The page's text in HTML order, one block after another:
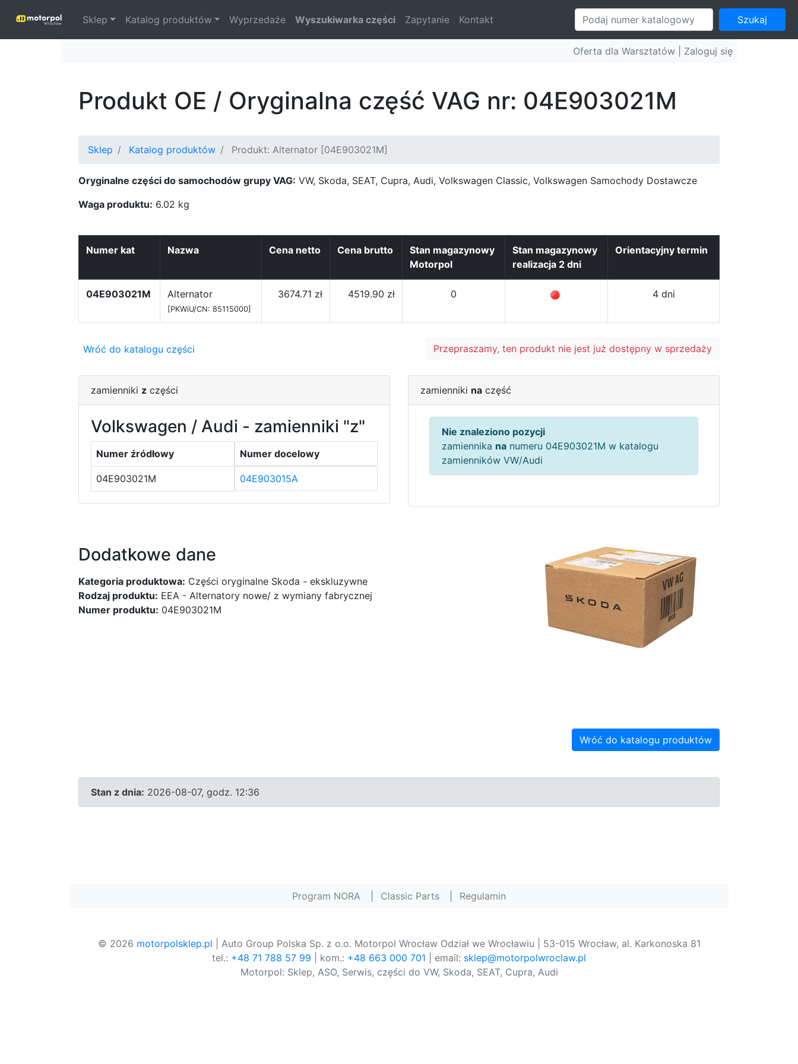
Sklep Katalog produktów Wyprzedaże Wyszukiwarka części Zapytanie Kontakt Szukaj
Oferta dla Warsztatów | Zaloguj się
Produkt OE / Oryginalna część VAG nr: 04E903021M
Sklep Katalog produktów Produkt: Alternator [04E903021M]
Oryginalne części do samochodów grupy VAG: VW, Skoda, SEAT, Cupra, Audi, Volkswagen Classic, Volkswagen Samochody Dostawcze
Waga produktu: 6.02 kg
Numer kat Nazwa Cena netto Cena brutto
Stan magazynowy
Motorpol
Stan magazynowy
realizacja 2 dni
Orientacyjny termin
04E903021M Alternator
[PKWiU/CN: 85115000]
3674.71 zł 4519.90 zł 0 4 dni
Wróć do katalogu części Przepraszamy, ten produkt nie jest już dostępny w sprzedaży
zamienniki z części
Volkswagen / Audi - zamienniki "z"
Numer źródłowy Numer docelowy
04E903021M 04E903015A
zamienniki na część
Nie znaleziono pozycji
zamiennika na numeru 04E903021M w katalogu
zamienników VW/Audi
Dodatkowe dane
Kategoria produktowa: Części oryginalne Skoda - ekskluzywne
Rodzaj produktu: EEA - Alternatory nowe/ z wymiany fabrycznej
Numer produktu: 04E903021M
Wróć do katalogu produktów
Stan z dnia: 2026-08-07, godz. 12:36
Program NORA Classic Parts Regulamin
© 2026 motorpolsklep.pl | Auto Group Polska Sp. z o.o. Motorpol Wrocław Odział we Wrocławiu | 53-015 Wrocław, al. Karkonoska 81
tel.: +48 71 788 57 99 | kom.: +48 663 000 701 | email: sklep@motorpolwroclaw.pl
Motorpol: Sklep, ASO, Serwis, części do VW, Skoda, SEAT, Cupra, Audi